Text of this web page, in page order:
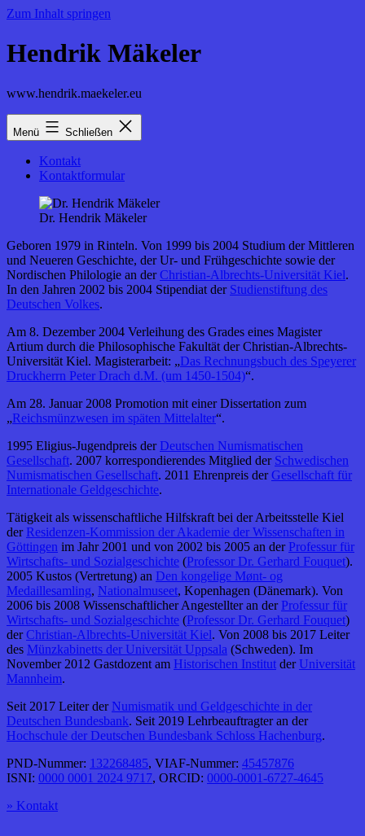
Zum Inhalt springen
Hendrik Mäkeler
www.hendrik.maekeler.eu
Menü Schließen
Kontakt
Kontaktformular
Dr. Hendrik Mäkeler
Geboren 1979 in Rinteln. Von 1999 bis 2004 Studium der Mittleren
und Neueren Geschichte, der Ur- und Frühgeschichte sowie der
Nordischen Philologie an der Christian-Albrechts-Universität Kiel.
In den Jahren 2002 bis 2004 Stipendiat der Studienstiftung des
Deutschen Volkes.
Am 8. Dezember 2004 Verleihung des Grades eines Magister
Artium durch die Philosophische Fakultät der Christian-Albrechts-
Universität Kiel. Magisterarbeit: „Das Rechnungsbuch des Speyerer
Druckherrn Peter Drach d.M. (um 1450-1504)“.
Am 28. Januar 2008 Promotion mit einer Dissertation zum
„Reichsmünzwesen im späten Mittelalter“.
1995 Eligius-Jugendpreis der Deutschen Numismatischen
Gesellschaft. 2007 korrespondierendes Mitglied der Schwedischen
Numismatischen Gesellschaft. 2011 Ehrenpreis der Gesellschaft für
Internationale Geldgeschichte.
Tätigkeit als wissenschaftliche Hilfskraft bei der Arbeitsstelle Kiel
der Residenzen-Kommission der Akademie der Wissenschaften in
Göttingen im Jahr 2001 und von 2002 bis 2005 an der Professur für
Wirtschafts- und Sozialgeschichte (Professor Dr. Gerhard Fouquet).
2005 Kustos (Vertretung) an Den kongelige Mønt- og
Medaillesamling, Nationalmuseet, Kopenhagen (Dänemark). Von
2006 bis 2008 Wissenschaftlicher Angestellter an der Professur für
Wirtschafts- und Sozialgeschichte (Professor Dr. Gerhard Fouquet)
der Christian-Albrechts-Universität Kiel. Von 2008 bis 2017 Leiter
des Münzkabinetts der Universität Uppsala (Schweden). Im
November 2012 Gastdozent am Historischen Institut der Universität
Mannheim.
Seit 2017 Leiter der Numismatik und Geldgeschichte in der
Deutschen Bundesbank. Seit 2019 Lehrbeauftragter an der
Hochschule der Deutschen Bundesbank Schloss Hachenburg.
PND-Nummer: 132268485, VIAF-Nummer: 45457876
ISNI: 0000 0001 2024 9717, ORCID: 0000-0001-6727-4645
» Kontakt